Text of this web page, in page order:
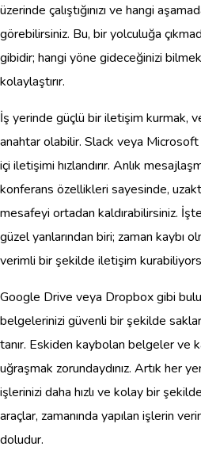
üzerinde çalıştığınızı ve hangi
görebilirsiniz. Bu, bir yolculuğa
gibidir; hangi yöne gideceğinizi
kolaylaştırır.
İş yerinde güçlü bir iletişim kurmak,
anahtar olabilir. Slack veya
içi iletişimi hızlandırır. Anlık
konferans özellikleri sayesinde,
mesafeyi ortadan kaldırabilirsiniz.
güzel yanlarından biri; zaman kaybı
verimli bir şekilde iletişim
Google Drive veya Dropbox gibi
belgelerinizi güvenli bir şekilde
tanır. Eskiden kaybolan belgeler ve
uğraşmak zorundaydınız. Artık her
işlerinizi daha hızlı ve kolay bir
araçlar, zamanında yapılan işlerin
doludur.